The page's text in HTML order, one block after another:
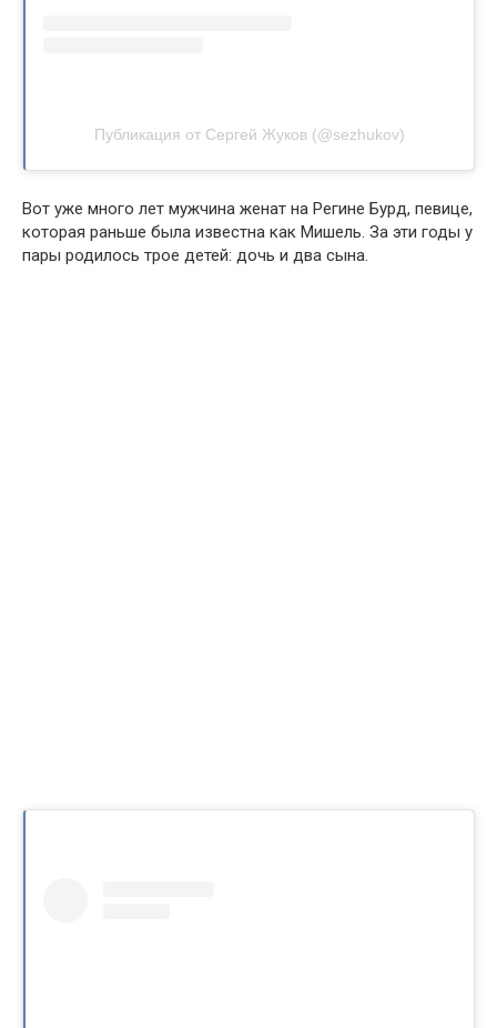
Публикация от Сергей Жуков (@sezhukov)
Вот уже много лет мужчина женат на Регине Бурд, певице,
которая раньше была известна как Мишель. За эти годы у
пары родилось трое детей: дочь и два сына.